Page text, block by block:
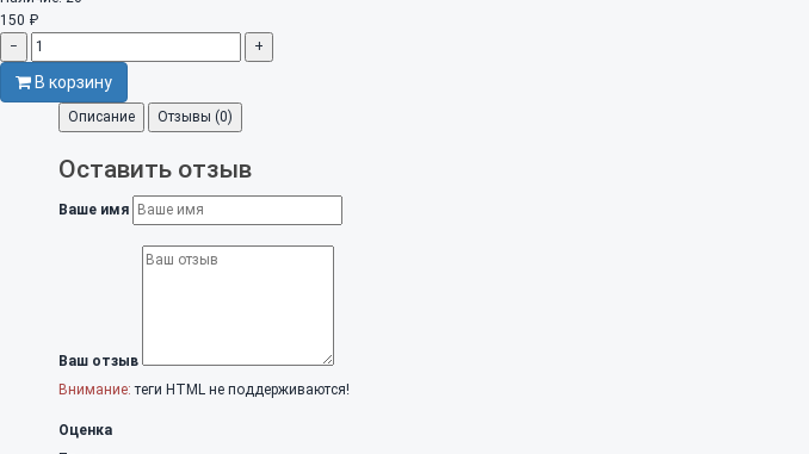
150 ₽
−
+
В корзину
Описание Отзывы (0)
Оставить отзыв
Ваше имя
Ваш отзыв
Внимание: теги HTML не поддерживаются!
Оценка